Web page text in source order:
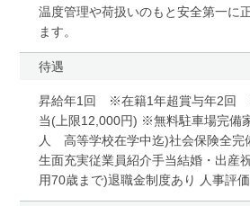
温度管理や荷扱いのもと安全第一に
ます。
待遇
昇給年1回 ※在籍1年超賞与年2回
当(上限12,000円) ※無料駐車場完備
人 高等学校在学中迄)社会保険全
生面充実従業員紹介手当結婚・出産
用70歳まで)退職金制度あり 人事評